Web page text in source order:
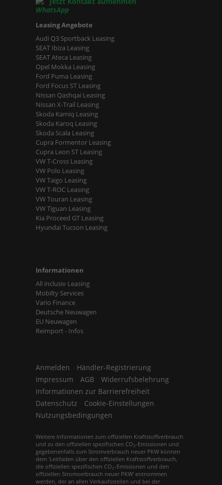
Leasing Angebote
Audi Q3 Sportback Leasing
SEAT Ibiza Leasing
SEAT Ateca Leasing
Opel Mokka Leasing
Ford Puma Leasing
Ford Focus ST Leasing
Nissan Qashqai Leasing
Nissan X-Trail Leasing
Skoda Kamiq Leasing
Skoda Karoq Leasing
Skoda Scala Leasing
Cupra Formentor Leasing
Cupra Leon ST Leasing
VW T-Cross Leasing
VW Polo Leasing
VW Taigo Leasing
VW T-ROC Leasing
VW Touran Leasing
VW Tiguan Leasing
Kia Proceed GT Leasing
Hyundai Tucson Leasing
Informationen
All inclusiv Leasing
Mobilty Services
Vario Finance
Deutsche Neuwagen
EU Neuwagen
Reimport - Infos
Anmelden
Händler-Registrierung
Impressum
AGB
Widerrufsbelehrung
Informationen zur Barrierefreiheit
Datenschutz
Cookie-Einstellungen
Nutzungsbedingungen
Weitere Informationen zum offiziellen Kraftstoffverbrauch
und zu den offiziellen spezifischen CO2-Emissionen und
gegebenenfalls zum Stromverbrauch neuer PKW können
dem 'Leitfaden über den offiziellen Kraftstoffverbrauch,
die offiziellen spezifischen CO2-Emissionen und den
offiziellen Stromverbrauch neuer PKW' entnommen
werden, der an allen Verkaufsstellen und bei der